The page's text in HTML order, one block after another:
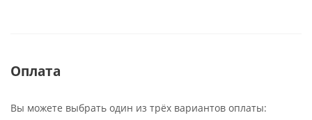
Оплата
Вы можете выбрать один из трёх вариантов оплаты: